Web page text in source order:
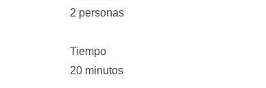
2 personas
Tiempo
20 minutos